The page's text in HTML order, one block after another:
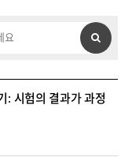
: 시험의 결과가 과정